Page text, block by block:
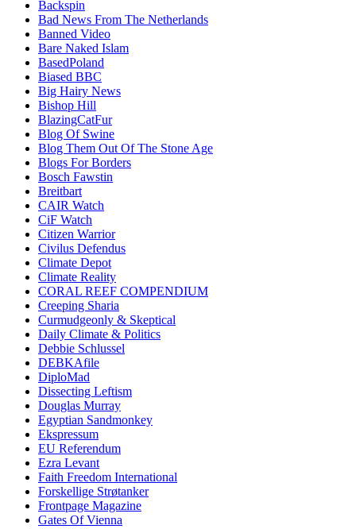
Backspin
Bad News From The Netherlands
Banned Video
Bare Naked Islam
BasedPoland
Biased BBC
Big Hairy News
Bishop Hill
BlazingCatFur
Blog Of Swine
Blog Them Out Of The Stone Age
Blogs For Borders
Bosch Fawstin
Breitbart
CAIR Watch
CiF Watch
Citizen Warrior
Civilus Defendus
Climate Depot
Climate Reality
CORAL REEF COMPENDIUM
Creeping Sharia
Curmudgeonly & Skeptical
Daily Climate & Politics
Debbie Schlussel
DEBKAfile
DiploMad
Dissecting Leftism
Douglas Murray
Egyptian Sandmonkey
Ekspressum
EU Referendum
Ezra Levant
Faith Freedom International
Forskellige Strøtanker
Frontpage Magazine
Gates Of Vienna